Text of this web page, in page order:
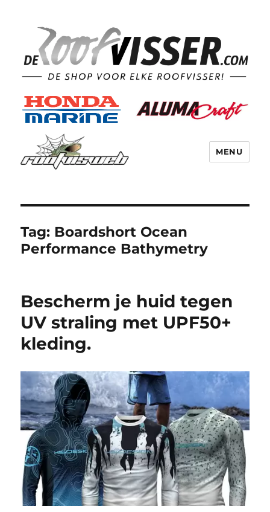
MENU
Tag: Boardshort Ocean
Performance Bathymetry
Bescherm je huid tegen
UV straling met UPF50+
kleding.